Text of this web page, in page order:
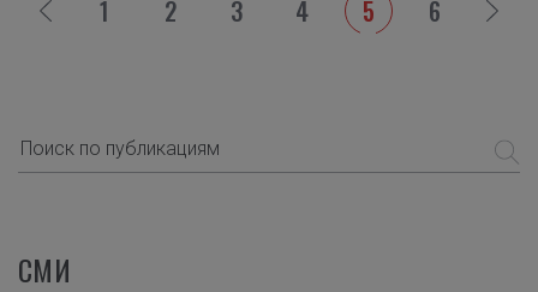
СМИ
1 2 3 4 5 6